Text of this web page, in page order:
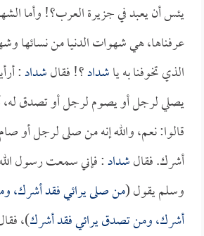
يئس أن يعبد في جزيرة العرب؟! وأما
عرفناها، هي شهوات الدنيا من نسائها
الذي تخوفنا به ياشداد؟! فقالشداد:
يصلي لرجل أو يصوم لرجل أو تصدق له،
قالوا: نعم، والله إنه من صلى لرجل أو
أشرك. فقالشداد: فإني سمعت رسول
وسلم يقول (من صلى يرائي فقد أشرك،
أشرك، ومن تصدق يرائي فقد أشرك)،